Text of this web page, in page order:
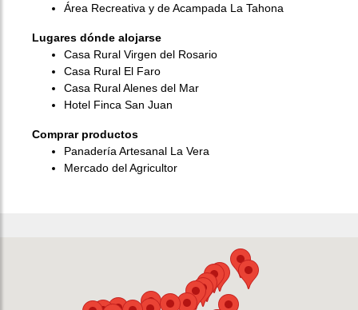
Área Recreativa y de Acampada La Tahona
Lugares dónde alojarse
Casa Rural Virgen del Rosario
Casa Rural El Faro
Casa Rural Alenes del Mar
Hotel Finca San Juan
Comprar productos
Panadería Artesanal La Vera
Mercado del Agricultor